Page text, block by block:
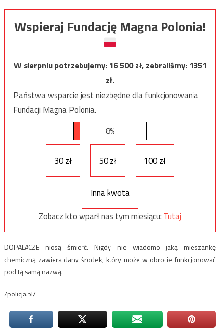
Wspieraj Fundację Magna Polonia!
W sierpniu potrzebujemy:16 500zł, zebraliśmy:1351
zł.
Państwa wsparcie jest niezbędne dla funkcjonowania
Fundacji Magna Polonia.
8%
30 zł 50 zł 100 zł
Inna kwota
Zobacz kto wparł nas tym miesiącu: Tutaj
DOPALACZE niosą śmierć. Nigdy nie wiadomo jaką mieszankę
chemiczną zawiera dany środek, który może w obrocie funkcjonować
pod tą samą nazwą.
/policja.pl/